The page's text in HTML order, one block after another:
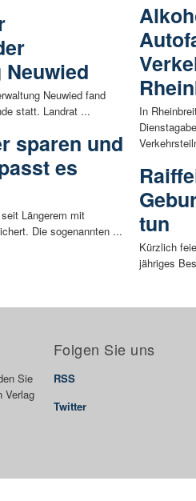
Neuwied fand
statt. Landrat ...
sparen und
es
Längerem mit
Die sogenannten ...
In
tun
Kürzlich
jähriges
Sie
Verlag
Folgen Sie uns
RSS
Twitter